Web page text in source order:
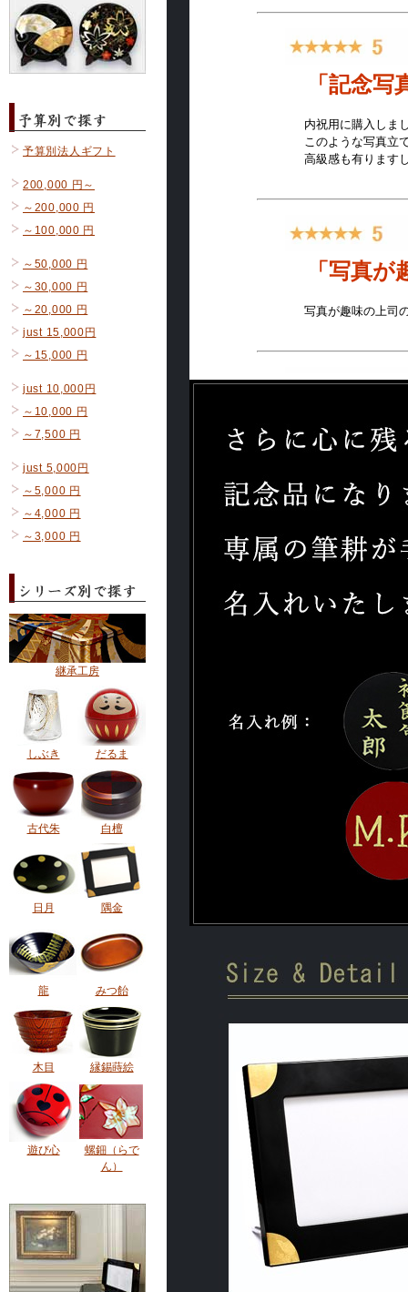
予算別法人ギフト
200,000 円～
～200,000 円
～100,000 円
～50,000 円
～30,000 円
～20,000 円
just 15,000円
～15,000 円
just 10,000円
～10,000 円
～7,500 円
just 5,000円
～5,000 円
～4,000 円
～3,000 円
継承工房
しぶき だるま
古代朱 白檀
日月 隅金
龍 みつ飴
木目 縁錫蒔絵
遊び心
螺鈿（らで
ん）